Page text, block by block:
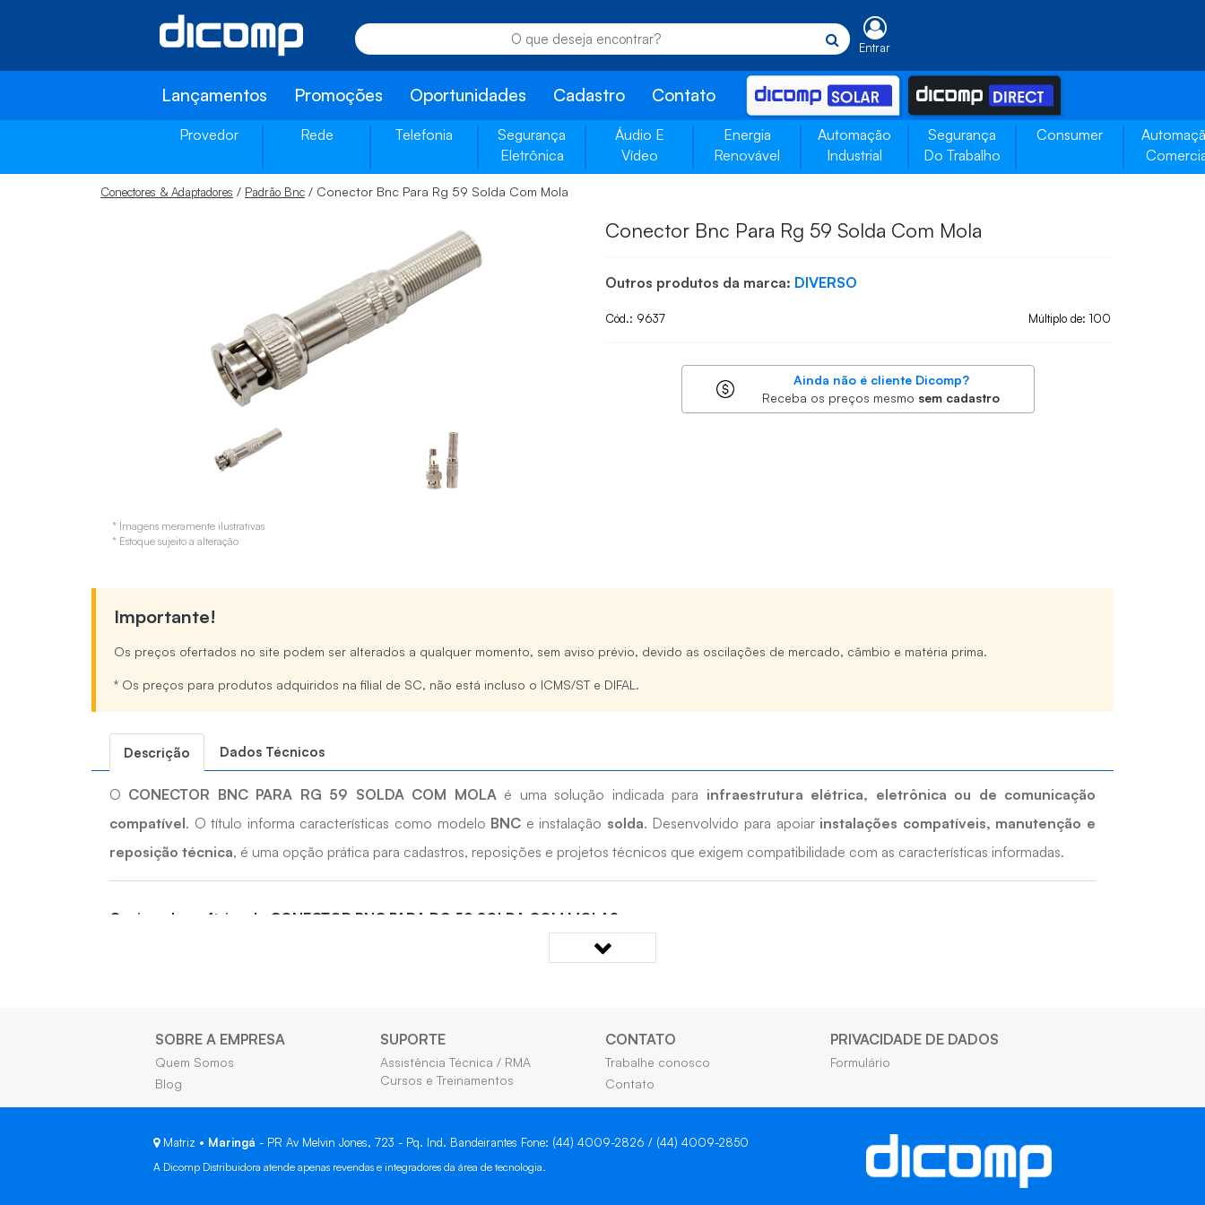
Entrar
Lançamentos Promoções Oportunidades Cadastro Contato
Provedor Rede Telefonia
Segurança
Eletrônica
Áudio E
Vídeo
Energia
Renovável
Automação
Industrial
Segurança
Do Trabalho
Consumer
Conectores & Adaptadores / Padrão Bnc / Conector Bnc Para Rg 59 Solda Com Mola
* Imagens meramente ilustrativas
* Estoque sujeito a alteração
Conector Bnc Para Rg 59 Solda Com Mola
Outros produtos da marca: DIVERSO
Cód.: 9637 Múltiplo de: 100
Ainda não é cliente Dicomp?
Receba os preços mesmo sem cadastro
Importante!
Os preços ofertados no site podem ser alterados a qualquer momento, sem aviso prévio, devido as oscilações de mercado, câmbio e matéria prima.
* Os preços para produtos adquiridos na filial de SC, não está incluso o ICMS/ST e DIFAL.
Descrição Dados Técnicos
O CONECTOR BNC PARA RG 59 SOLDA COM MOLAé uma solução indicada para infraestrutura elétrica, eletrônica ou de comunicação
compatível. O título informa características como modelo BNC e instalação solda. Desenvolvido para apoiar instalações compatíveis, manutenção e
reposição técnica, é uma opção prática para cadastros, reposições e projetos técnicos que exigem compatibilidade com as características informadas.
Quais os benefícios do CONECTOR BNC PARA RG 59 SOLDA COM MOLA?
• Permite identificar padrão, configuração e aplicação pelo título.
• Indicado para projetos que exigem compatibilidade com o conector informado.
SOBRE A EMPRESA
Quem Somos
Blog
SUPORTE
Assistência Técnica / RMA
Cursos e Treinamentos
CONTATO
Trabalhe conosco
Contato
PRIVACIDADE DE DADOS
Formulário
Matriz • Maringá - PR Av Melvin Jones, 723 - Pq. Ind. Bandeirantes Fone: (44) 4009-2826 / (44) 4009-2850
A Dicomp Distribuidora atende apenas revendas e integradores da área de tecnologia.